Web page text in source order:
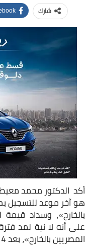
شارك
هو آخر موعد للتسجيل
بالخارج»، وسداد قيمة
على أنه لا نية لمد
المصريين بالخارج»، بعد 14 مارس المقبل.